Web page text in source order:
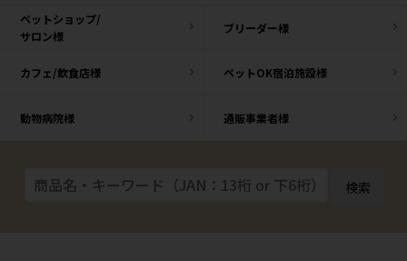
ペットショップ/
サロン様
ブリーダー様
カフェ/飲食店様 ペットOK宿泊施設様
動物病院様 通販事業者様
検索